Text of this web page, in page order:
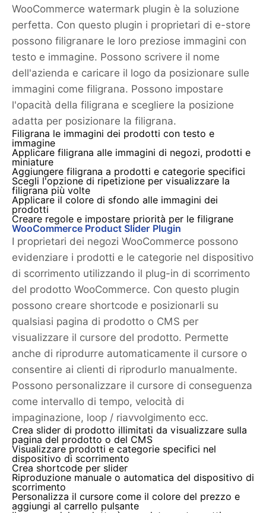
WooCommerce watermark plugin è la soluzione
perfetta. Con questo plugin i proprietari di e-store
possono filigranare le loro preziose immagini con
testo e immagine. Possono scrivere il nome
dell'azienda e caricare il logo da posizionare sulle
immagini come filigrana. Possono impostare
l'opacità della filigrana e scegliere la posizione
adatta per posizionare la filigrana.
Filigrana le immagini dei prodotti con testo e
immagine
Applicare filigrana alle immagini di negozi, prodotti e
miniature
Aggiungere filigrana a prodotti e categorie specifici
Scegli l'opzione di ripetizione per visualizzare la
filigrana più volte
Applicare il colore di sfondo alle immagini dei
prodotti
Creare regole e impostare priorità per le filigrane
WooCommerce Product Slider Plugin
I proprietari dei negozi WooCommerce possono
evidenziare i prodotti e le categorie nel dispositivo
di scorrimento utilizzando il plug-in di scorrimento
del prodotto WooCommerce. Con questo plugin
possono creare shortcode e posizionarli su
qualsiasi pagina di prodotto o CMS per
visualizzare il cursore del prodotto. Permette
anche di riprodurre automaticamente il cursore o
consentire ai clienti di riprodurlo manualmente.
Possono personalizzare il cursore di conseguenza
come intervallo di tempo, velocità di
impaginazione, loop / riavvolgimento ecc.
Crea slider di prodotto illimitati da visualizzare sulla
pagina del prodotto o del CMS
Visualizzare prodotti e categorie specifici nel
dispositivo di scorrimento
Crea shortcode per slider
Riproduzione manuale o automatica del dispositivo di
scorrimento
Personalizza il cursore come il colore del prezzo e
aggiungi al carrello pulsante